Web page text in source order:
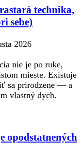
technika,
sebe)
2026
nie je po ruke,
mieste. Existuje
sa prirodzene — a
vlastný dych.
opodstatnených